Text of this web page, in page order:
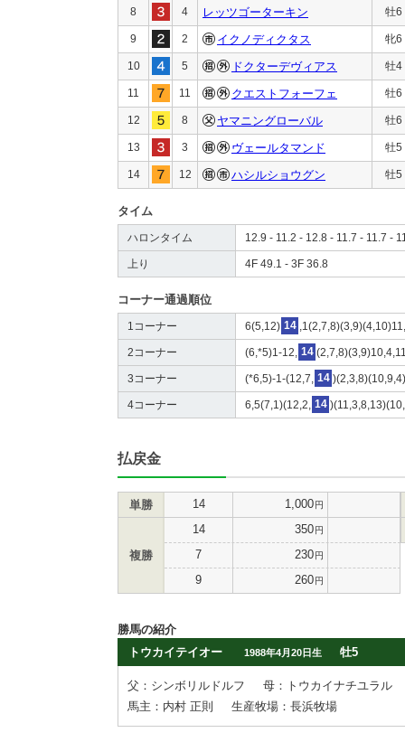
8 4 レッツゴーターキン 牡6
9 2 イクノディクタス 牝6
10 5 ドクターデヴィアス 牡4
11 11 クエストフォーフェ 牡6
12 8 ヤマニングローバル 牡6
13 3 ヴェールタマンド 牡5
14 12 ハシルショウグン 牡5
タイム
ハロンタイム 12.9 - 11.2 - 12.8 - 11.7 - 11.7 -
上り 4F 49.1 - 3F 36.8
コーナー通過順位
1コーナー 6(5,12) 14
2コーナー (6,*5)1-12, 14
3コーナー (*6,5)-1-(12,7, 14
4コーナー 6,5(7,1)(12,2, 14
払戻金
単勝 14 1,000円
複勝
14 350円
7 230円
9 260円
勝馬の紹介
トウカイテイオー
1988年4月20日生 牡5
父：シンボリルドルフ
母：トウカイナチユラル
馬主：内村 正則
生産牧場：長浜牧場